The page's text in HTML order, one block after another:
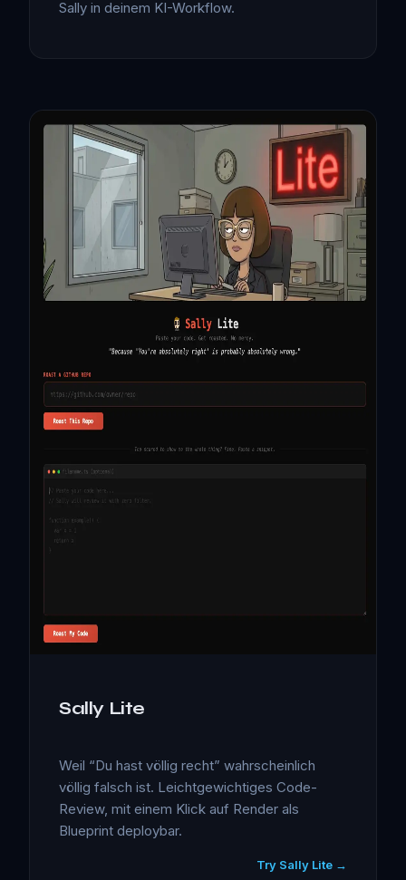
Sally in deinem KI-Workflow.
Sally Lite
Weil “Du hast völlig recht” wahrscheinlich
völlig falsch ist. Leichtgewichtiges Code-
Review, mit einem Klick auf Render als
Blueprint deploybar.
Try Sally Lite →